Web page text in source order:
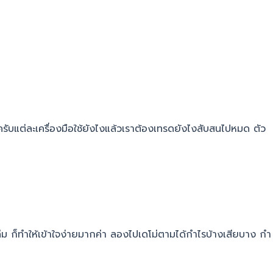
ต่ละเครื่องมือใช้ยังไงแล้วเราต้องเทรดยังไงสับสนไปหมด ตัว
ทำให้เข้าใจง่ายมากค่า ลองไปเดโม่ตามได้กำไรบ้างเสียบาง กำ